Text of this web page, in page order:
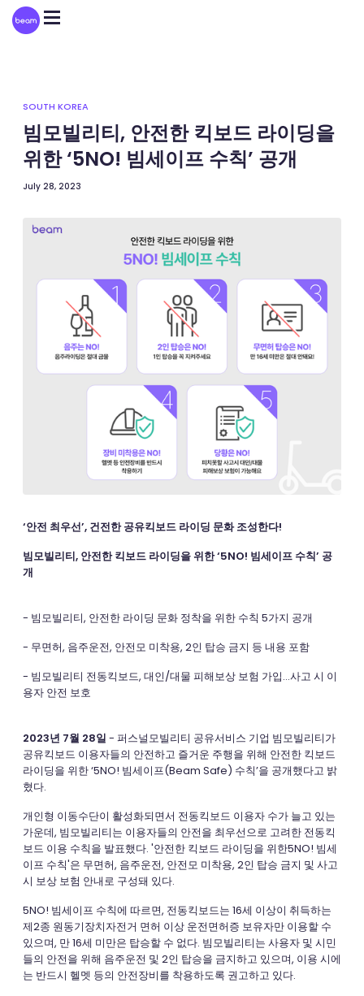
Please
note:
This
SOUTH KOREA
빔모빌리티, 안전한 킥보드 라이딩을
위한 ‘5NO! 빔세이프 수칙’ 공개
July 28, 2023
‘안전 최우선’, 건전한 공유킥보드 라이딩 문화 조성한다!
빔모빌리티, 안전한 킥보드 라이딩을 위한 ‘5NO! 빔세이프 수칙’ 공
개
- 빔모빌리티, 안전한 라이딩 문화 정착을 위한 수칙 5가지 공개
- 무면허, 음주운전, 안전모 미착용, 2인 탑승 금지 등 내용 포함
- 빔모빌리티 전동킥보드, 대인/대물 피해보상 보험 가입…사고 시 이
용자 안전 보호
2023년 7월 28일 - 퍼스널모빌리티 공유서비스 기업 빔모빌리티가
공유킥보드 이용자들의 안전하고 즐거운 주행을 위해 안전한 킥보드
라이딩을 위한 ‘5NO! 빔세이프(Beam Safe) 수칙’을 공개했다고 밝
혔다.
개인형 이동수단이 활성화되면서 전동킥보드 이용자 수가 늘고 있는
가운데, 빔모빌리티는 이용자들의 안전을 최우선으로 고려한 전동킥
보드 이용 수칙을 발표했다. '안전한 킥보드 라이딩을 위한5NO! 빔세
이프 수칙'은 무면허, 음주운전, 안전모 미착용, 2인 탑승 금지 및 사고
시 보상 보험 안내로 구성돼 있다.
5NO! 빔세이프 수칙에 따르면, 전동킥보드는 16세 이상이 취득하는
제2종 원동기장치자전거 면허 이상 운전면허증 보유자만 이용할 수
있으며, 만 16세 미만은 탑승할 수 없다. 빔모빌리티는 사용자 및 시민
들의 안전을 위해 음주운전 및 2인 탑승을 금지하고 있으며, 이용 시에
는 반드시 헬멧 등의 안전장비를 착용하도록 권고하고 있다.